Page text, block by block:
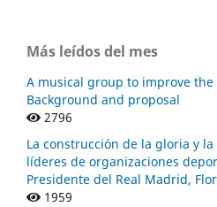
Más leídos del mes
A musical group to improve
Background and proposal
2796
La construcción de la gloria y
líderes de organizaciones
Presidente del Real Madrid,
1959